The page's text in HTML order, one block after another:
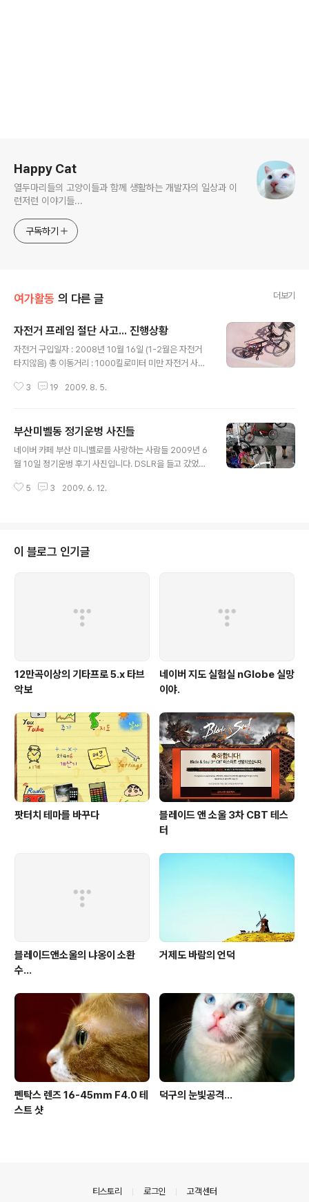
Happy Cat
열두마리들의 고양이들과 함께 생활하는 개발자의 일상과 이
런저런 이야기들...
구독하기
여가활동 의 다른 글 더보기
자전거 프레임 절단 사고... 진행상황
자전거 구입일자 : 2008년 10월 16일 (1-2월은 자전거
타지않음) 총 이동거리 : 1000킬로미터 미만 자전거 사고
임 (5/5 교환) 온천천을 15-20Km/h사이 정도로 달리고
않았다는 것입니다. 다른 사진을 올리고 싶어도 자전거를
바이키에 맡겨서 현재로써는 새로 찍을 수 있는 사진이 없
습니다. 자전거(크라이슬러 칼리버)를 입고 시킬 때 샵에서
을 추가하도록 하겠습니다. 여기 저기 검색도 해보고 물어
3 19 2009. 8. 5.
부산미벨동 정기운벙 사진들
네이버 카페 부산 미니벨로를 사랑하는 사람들 2009년 6
월 10일 정기운벙 후기 사진입니다. DSLR을 들고 갔었으
네요 다음 정기모임때는 반드시 DSLR을 가지고 가야겠습
5 3 2009. 6. 12.
이 블로그 인기글
12만곡이상의 기타프로 5.x 타브
악보
네이버 지도 실험실 nGlobe 실망
이야.
팟터치 테마를 바꾸다
블레이드 앤 소울 3차 CBT 테스
터
블레이드앤소울의 냐옹이 소환
수...
거제도 바람의 언덕
펜탁스 렌즈 16-45mm F4.0 테
스트 샷
덕구의 눈빛공격...
티스토리 로그인 고객센터